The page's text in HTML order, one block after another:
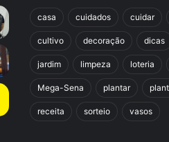
casa cuidados cuidar
cultivo decoração dicas
jardim limpeza loteria
Mega-Sena plantar
receita sorteio vasos